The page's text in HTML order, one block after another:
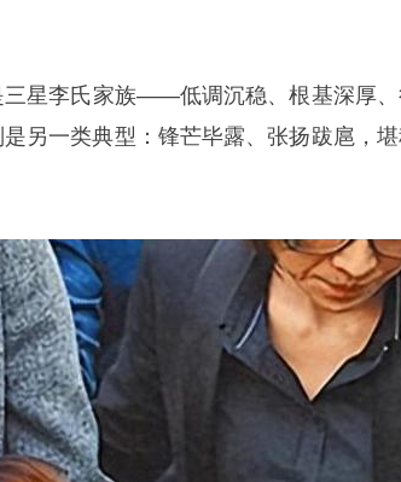
三星李氏家族——低调沉稳、根基深厚
另一类典型：锋芒毕露、张扬跋扈，